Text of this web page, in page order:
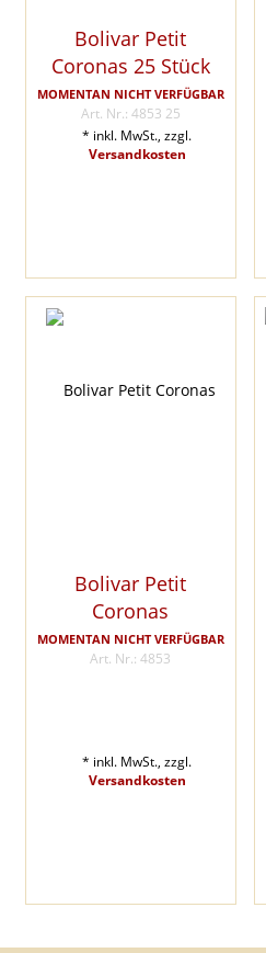
Bolivar Petit
Coronas 25 Stück
MOMENTAN NICHT VERFÜGBAR
Art. Nr.: 4853 25
* inkl. MwSt., zzgl.
Versandkosten
Bolivar Petit
Coronas
MOMENTAN NICHT VERFÜGBAR
Art. Nr.: 4853
* inkl. MwSt., zzgl.
Versandkosten